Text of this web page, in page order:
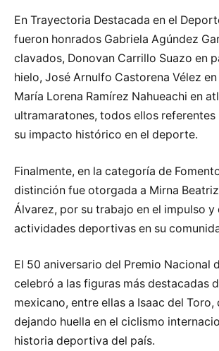
En Trayectoria Destacada en el
fueron honrados Gabriela Agúndez
clavados, Donovan Carrillo Suazo en
hielo, José Arnulfo Castorena Vélez
María Lorena Ramírez Nahueachi en
ultramaratones, todos ellos referentes
su impacto histórico en el deporte.
Finalmente, en la categoría de
distinción fue otorgada a Mirna
Álvarez, por su trabajo en el impulso
actividades deportivas en su
El 50 aniversario del Premio Nacional
celebró a las figuras más destacadas
mexicano, entre ellas a Isaac del Toro,
dejando huella en el ciclismo
historia deportiva del país.